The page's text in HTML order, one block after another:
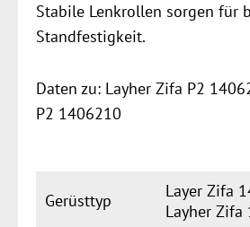
Stabile Lenkrollen sorgen für
Standfestigkeit.
Daten zu: Layher Zifa P2
P2 1406210
Gerüsttyp
Layer Zifa
Layher Zifa